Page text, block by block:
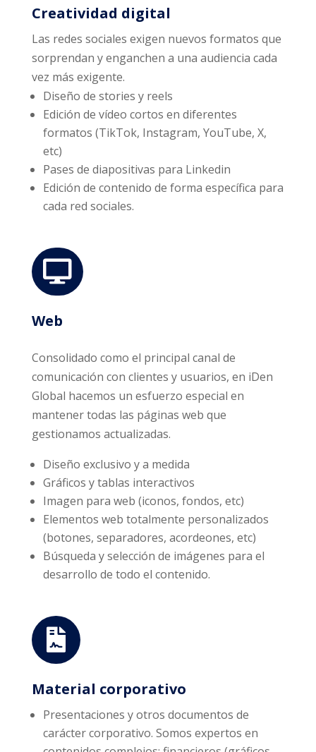
Creatividad digital
Las redes sociales exigen nuevos formatos que
sorprendan y enganchen a una audiencia cada
vez más exigente.
Diseño de stories y reels
Edición de vídeo cortos en diferentes
formatos (TikTok, Instagram, YouTube, X,
etc)
Pases de diapositivas para Linkedin
Edición de contenido de forma específica para
cada red sociales.

Web
Consolidado como el principal canal de
comunicación con clientes y usuarios, en iDen
Global hacemos un esfuerzo especial en
mantener todas las páginas web que
gestionamos actualizadas.
Diseño exclusivo y a medida
Gráficos y tablas interactivos
Imagen para web (iconos, fondos, etc)
Elementos web totalmente personalizados
(botones, separadores, acordeones, etc)
Búsqueda y selección de imágenes para el
desarrollo de todo el contenido.

Material corporativo
Presentaciones y otros documentos de
carácter corporativo. Somos expertos en